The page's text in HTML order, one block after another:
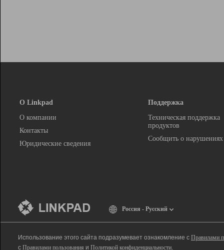
О Linkpad
О компании
Контакты
Юридические сведения
Поддержка
Техническая поддержка
продуктов
Сообщить о нарушениях
Россия - Русский
Использование этого сайта подразумевает ознакомление с Правилами
с Правилами пользования и Политикой конфиденциальности.